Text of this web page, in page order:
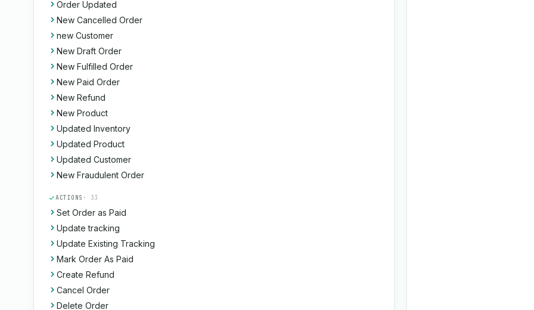
Order Updated
New Cancelled Order
new Customer
New Draft Order
New Fulfilled Order
New Paid Order
New Refund
New Product
Updated Inventory
Updated Product
Updated Customer
New Fraudulent Order
ACTIONS · 33
Set Order as Paid
Update tracking
Update Existing Tracking
Mark Order As Paid
Create Refund
Cancel Order
Delete Order